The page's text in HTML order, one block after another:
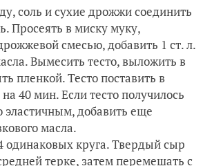
соль и сухие дрожжи соединить
Просеять в миску муку,
смесью, добавить 1 ст. л.
Вымесить тесто, выложить в
пленкой. Тесто поставить в
40 мин. Если тесто получилось
эластичным, добавить еще
масла.
одинаковых круга. Твердый сыр
терке, затем перемешать с